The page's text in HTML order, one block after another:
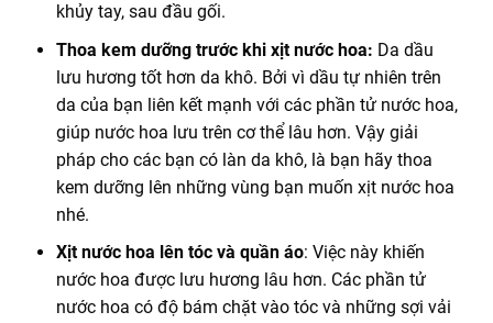
khủy tay, sau đầu gối.
Thoa kem dưỡng trước khi xịt nước hoa: Da dầu
lưu hương tốt hơn da khô. Bởi vì dầu tự nhiên trên
da của bạn liên kết mạnh với các phần tử nước hoa,
giúp nước hoa lưu trên cơ thể lâu hơn. Vậy giải
pháp cho các bạn có làn da khô, là bạn hãy thoa
kem dưỡng lên những vùng bạn muốn xịt nước hoa
nhé.
Xịt nước hoa lên tóc và quần áo: Việc này khiến
nước hoa được lưu hương lâu hơn. Các phần tử
nước hoa cóđộ bám chặt vào tóc và những sợi vải